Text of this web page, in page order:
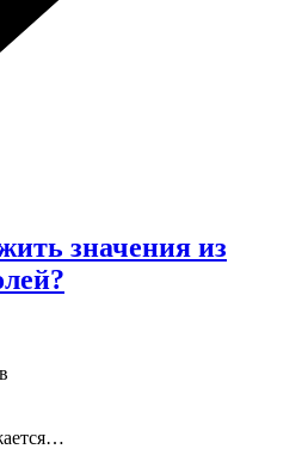
значения из